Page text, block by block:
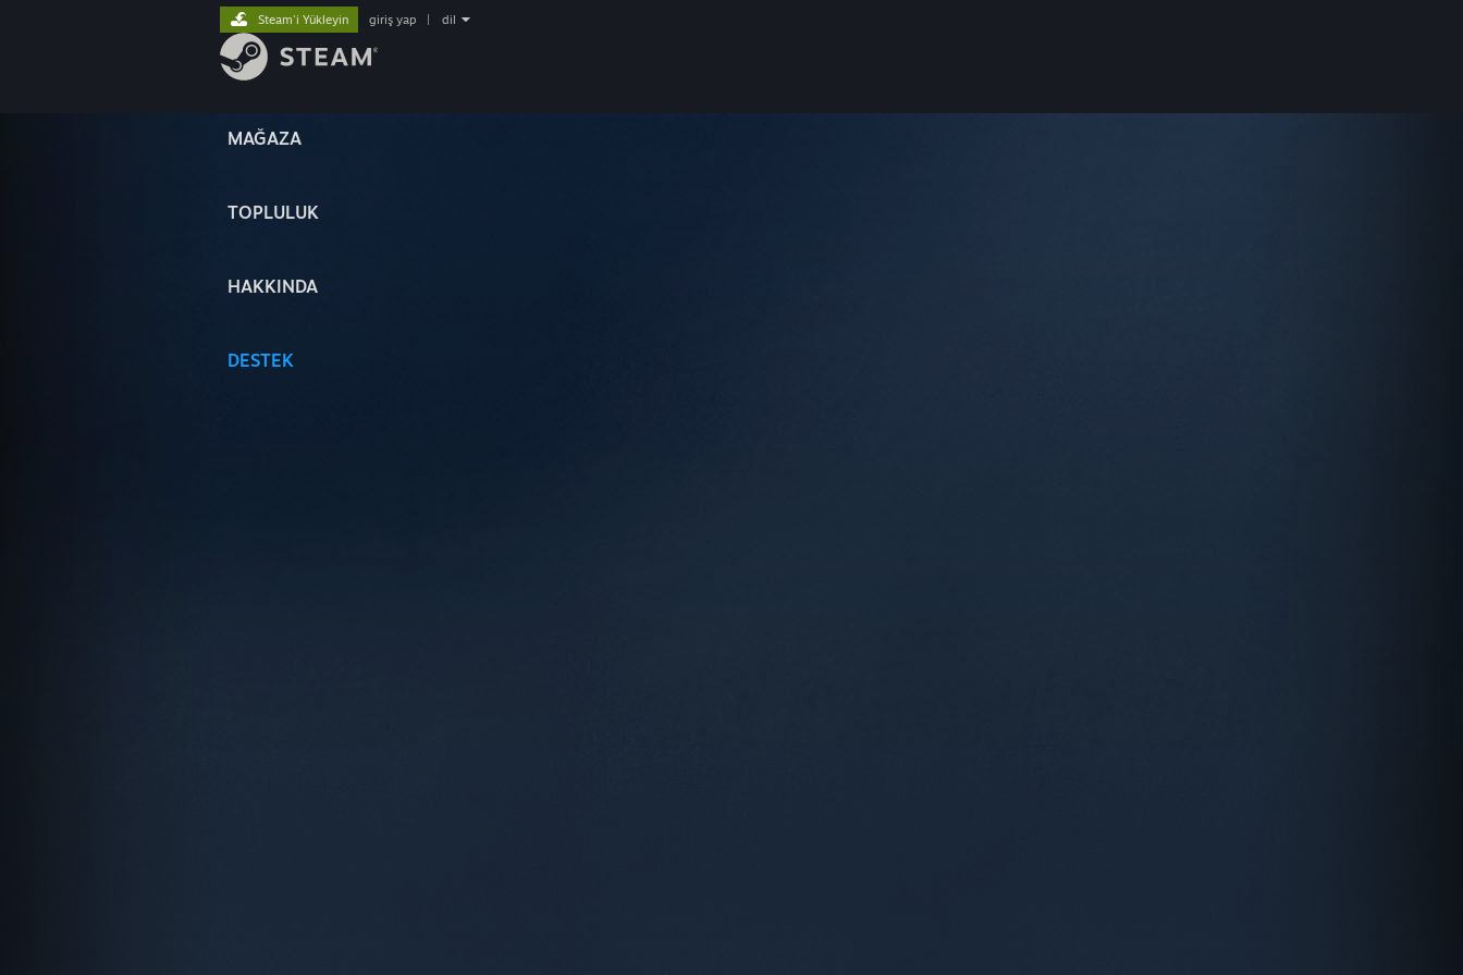
MAĞAZA
TOPLULUK
HAKKINDA
DESTEK
Steam'i Yükleyin giriş yap dil